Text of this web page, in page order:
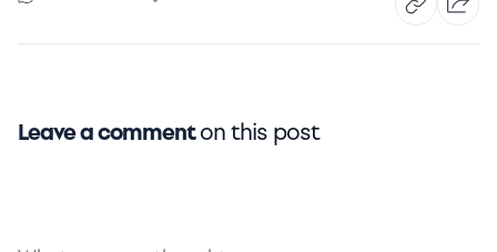
Leave a commenton this post